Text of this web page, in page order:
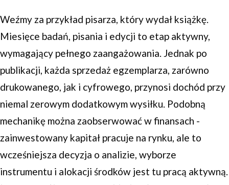
Weźmy za przykład pisarza, który wydał książkę.
Miesięce badań, pisania i edycji to etap aktywny,
wymagający pełnego zaangażowania. Jednak po
publikacji, każda sprzedaż egzemplarza, zarówno
drukowanego, jak i cyfrowego, przynosi dochód przy
niemal zerowym dodatkowym wysiłku. Podobną
mechanikę można zaobserwować w finansach -
zainwestowany kapitał pracuje na rynku, ale to
wcześniejsza decyzja o analizie, wyborze
instrumentu i alokacji środków jest tu pracą aktywną.